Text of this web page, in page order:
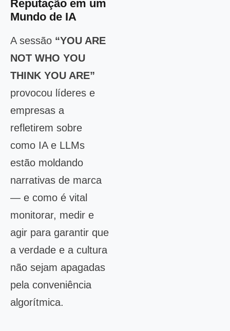
Reputação em um
Mundo de IA
A sessão “YOU ARE
NOT WHO YOU
THINK YOU ARE”
provocou líderes e
empresas a
refletirem sobre
como IA e LLMs
estão moldando
narrativas de marca
— e como é vital
monitorar, medir e
agir para garantir que
a verdade e a cultura
não sejam apagadas
pela conveniência
algorítmica.